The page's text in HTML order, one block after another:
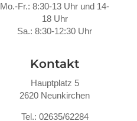
Mo.-Fr.: 8:30-13 Uhr und 14-
18 Uhr
Sa.: 8:30-12:30 Uhr
Kontakt
Hauptplatz 5
2620 Neunkirchen
Tel.: 02635/62284